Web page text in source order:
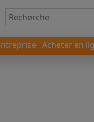
Acheter en